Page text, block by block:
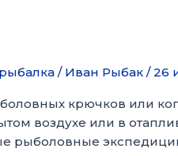
/ Иван Рыбак /26
крючков или
воздухе или в
рыболовные